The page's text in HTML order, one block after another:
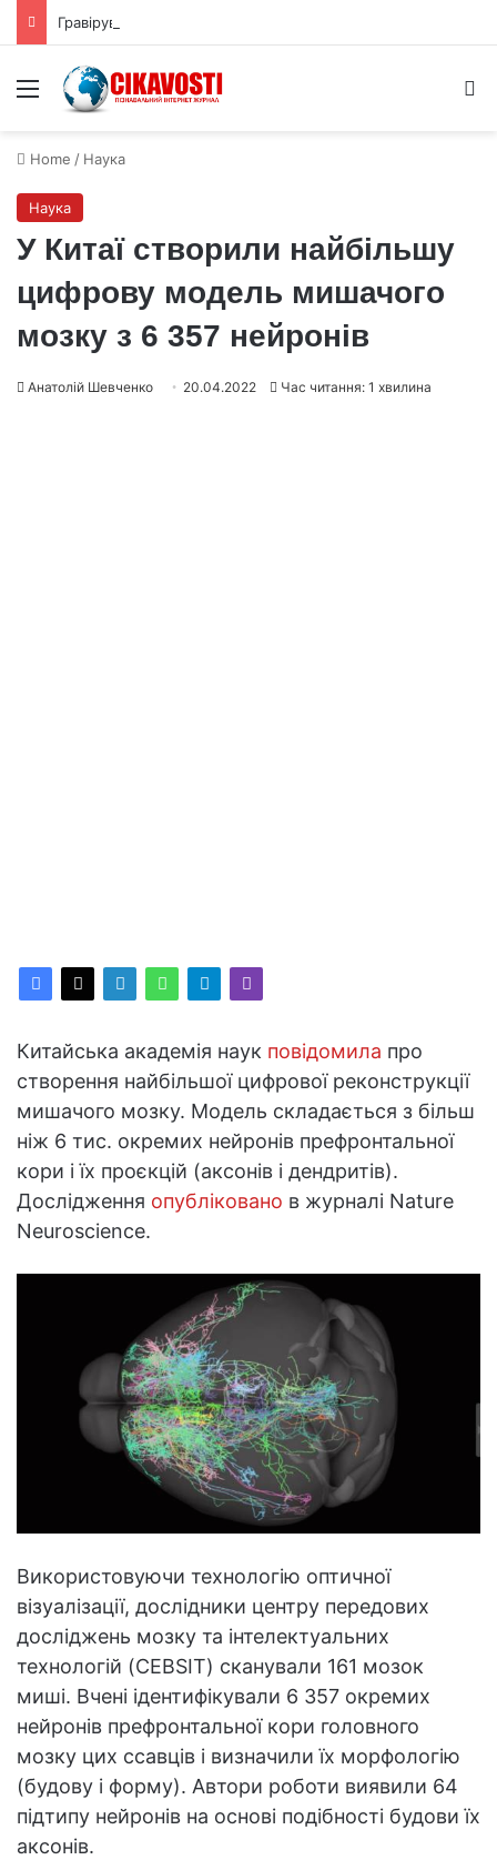
Menu
Home / Наука
Наука
У Китаї створили найбільшу
цифрову модель мишачого
мозку з 6 357 нейронів
Анатолій Шевченко 20.04.2022 Час читання: 1 хвилина
Китайська академія наук повідомила про
створення найбільшої цифрової реконструкції
мишачого мозку. Модель складається з більш
ніж 6 тис. окремих нейронів префронтальної
кори і їх проєкцій (аксонів і дендритів).
Дослідження опубліковано в журналі Nature
Neuroscience.
Використовуючи технологію оптичної
візуалізації, дослідники центру передових
досліджень мозку та інтелектуальних
технологій (CEBSIT) сканували 161 мозок
миші. Вчені ідентифікували 6 357 окремих
нейронів префронтальної кори головного
мозку цих ссавців і визначили їх морфологію
(будову і форму). Автори роботи виявили 64
підтипу нейронів на основі подібності будови їх
аксонів.